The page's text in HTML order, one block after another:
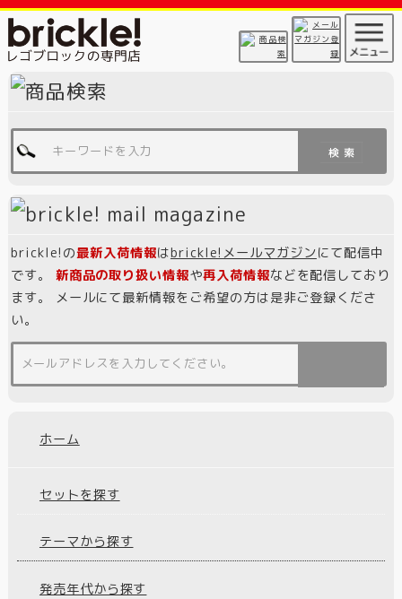
brickle!の最新入荷情報はbrickle!メールマガジンにて配信中
です。 新商品の取り扱い情報や再入荷情報などを配信しており
ます。 メールにて最新情報をご希望の方は是非ご登録くださ
い。
ホーム
セットを探す
テーマから探す
発売年代から探す